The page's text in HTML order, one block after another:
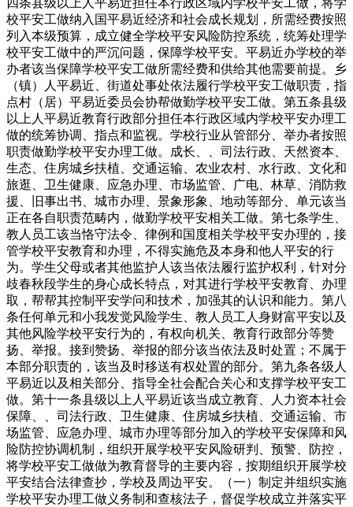
校平安工做纳入国平易近经济和社会成长规划，所需经费按照
列入本级预算，成立健全学校平安风险防控系统，统筹处理学
校平安工做中的严沉问题，保障学校平安。平易近办学校的举
办者该当保障学校平安工做所需经费和供给其他需要前提。乡
（镇）人平易近、街道处事处依法履行学校平安工做职责，指
点村（居）平易近委员会协帮做勤学校平安工做。第五条县级
以上人平易近教育行政部分担任本行政区域内学校平安办理工
做的统筹协调、指点和监视。学校行业从管部分、举办者按照
职责做勤学校平安办理工做。成长、、司法行政、天然资本、
生态、住房城乡扶植、交通运输、农业农村、水行政、文化和
旅逛、卫生健康、应急办理、市场监管、广电、林草、消防救
援、旧事出书、城市办理、景象形象、地动等部分、单元该当
正在各自职责范畴内，做勤学校平安相关工做。第七条学生、
教人员工该当恪守法令、律例和国度相关学校平安办理的，接
管学校平安教育和办理，不得实施危及本身和他人平安的行
为。学生父母或者其他监护人该当依法履行监护权利，针对分
歧春秋段学生的身心成长特点，对其进行学校平安教育、办理
取，帮帮其控制平安学问和技术，加强其的认识和能力。第八
条任何单元和小我发觉风险学生、教人员工人身财富平安以及
其他风险学校平安行为的，有权向机关、教育行政部分等赞
扬、举报。接到赞扬、举报的部分该当依法及时处置；不属于
本部分职责的，该当及时移送有权处置的部分。第九条各级人
平易近以及相关部分、指导全社会配合关心和支撑学校平安工
做。第十一条县级以上人平易近该当成立教育、人力资本社会
保障、、司法行政、卫生健康、住房城乡扶植、交通运输、市
场监管、应急办理、城市办理等部分加入的学校平安保障和风
险防控协调机制，组织开展学校平安风险研判、预警、防控，
将学校平安工做做为教育督导的主要内容，按期组织开展学校
平安结合法律查抄，学校及周边平安。（一）制定并组织实施
学校平安办理工做义务制和查核法子，督促学校成立并落实平